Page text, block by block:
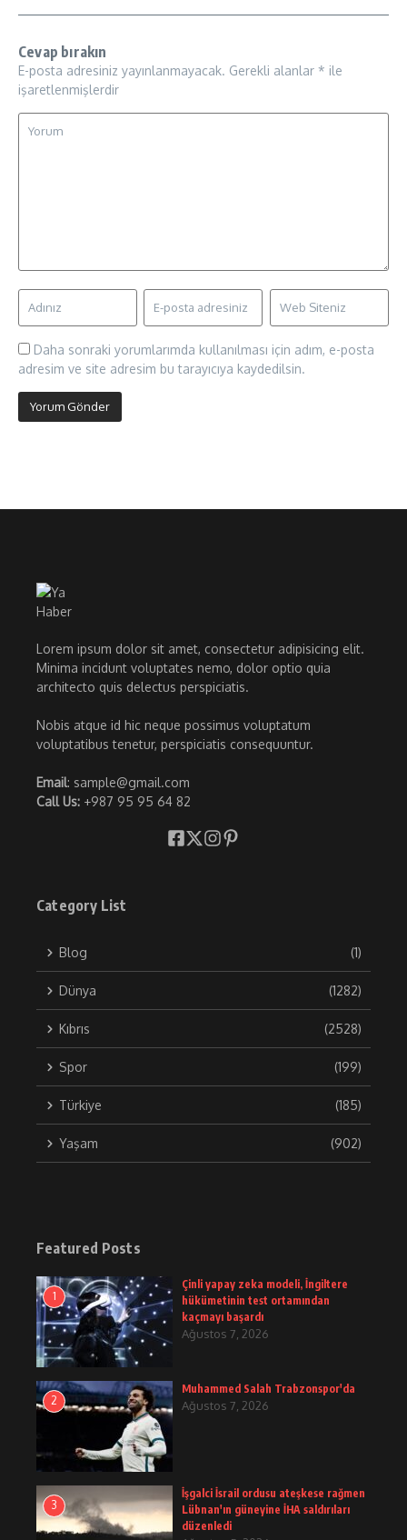
Cevap bırakın
E-posta adresiniz yayınlanmayacak. Gerekli alanlar * ile
işaretlenmişlerdir
Daha sonraki yorumlarımda kullanılması için adım, e-posta
adresim ve site adresim bu tarayıcıya kaydedilsin.
Lorem ipsum dolor sit amet, consectetur adipisicing elit.
Minima incidunt voluptates nemo, dolor optio quia
architecto quis delectus perspiciatis.
Nobis atque id hic neque possimus voluptatum
voluptatibus tenetur, perspiciatis consequuntur.
Email: sample@gmail.com
Call Us: +987 95 95 64 82
Category List
Blog (1)
Dünya (1282)
Kıbrıs (2528)
Spor (199)
Türkiye (185)
Yaşam (902)
Featured Posts
1
Çinli yapay zeka modeli, İngiltere
hükümetinin test ortamından
kaçmayı başardı
Ağustos 7, 2026
2
Muhammed Salah Trabzonspor'da
Ağustos 7, 2026
3
İşgalci İsrail ordusu ateşkese rağmen
Lübnan'ın güneyine İHA saldırıları
düzenledi